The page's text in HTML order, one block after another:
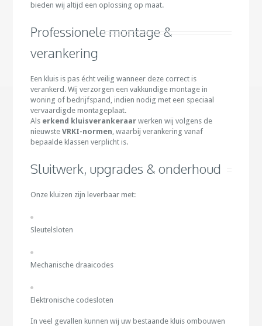
bieden wij altijd een oplossing op maat.
Professionele montage &
verankering
Een kluis is pas écht veilig wanneer deze correct is
verankerd. Wij verzorgen een vakkundige montage in
woning of bedrijfspand, indien nodig met een speciaal
vervaardigde montageplaat.
Als erkend kluisverankeraar werken wij volgens de
nieuwsteVRKI-normen, waarbij verankering vanaf
bepaalde klassen verplicht is.
Sluitwerk, upgrades & onderhoud
Onze kluizen zijn leverbaar met:
Sleutelsloten
Mechanische draaicodes
Elektronische codesloten
In veel gevallen kunnen wij uw bestaande kluis ombouwen